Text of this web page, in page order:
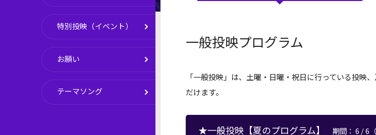
特別投映（イベント）
お願い
テーマソング
一般投映プログラム
「一般投映」は、土曜・日曜・祝日に行っている投映
だけます。
★一般投映【夏のプログラム】 期間： 6 / 6